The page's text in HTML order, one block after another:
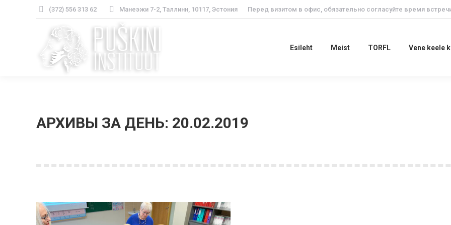
(372) 556 313 62 Манеэжи 7-2, Таллинн, 10117, Эстония Перед визитом в офис, обязательно согласуйте время
Esileht Meist TORFL Vene keele
АРХИВЫ ЗА ДЕНЬ: 20.02.2019